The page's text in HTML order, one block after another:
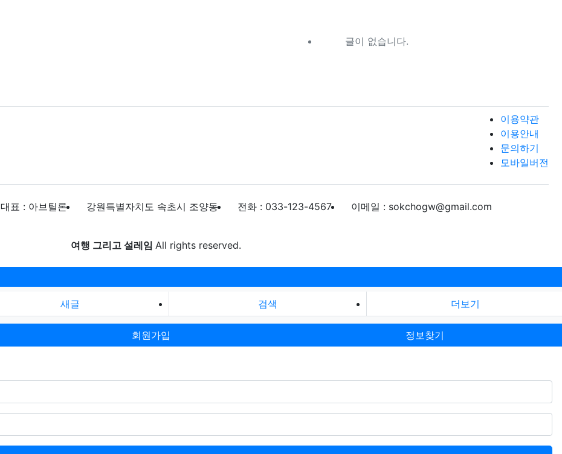
글이 없습니다.
이용약관
이용안내
문의하기
모바일버전
대표 : 아브틸론 강원특별자치도 속초시 조양동 전화 : 033-123-4567 이메일 : sokchogw@gmail.com
여행 그리고 설레임 All rights reserved.
새글 검색 더보기
회원가입 정보찾기